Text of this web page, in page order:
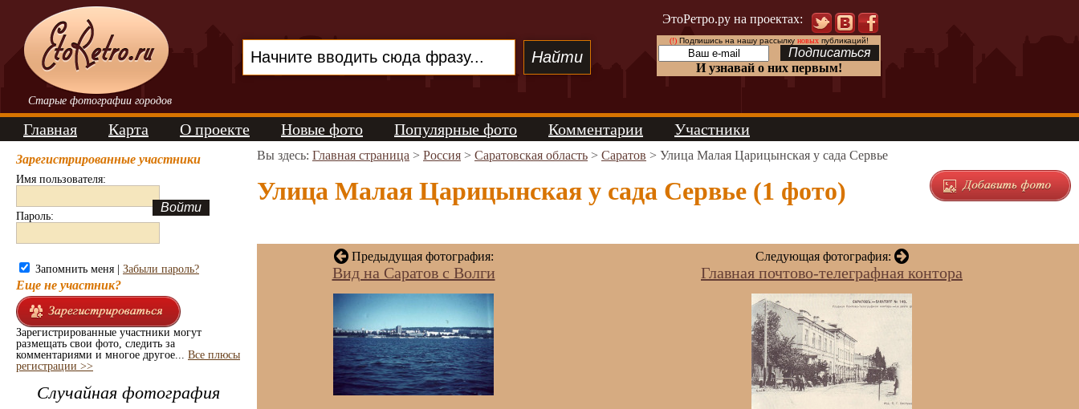
Старые фотографии городов
ЭтоРетро.ру на проектах:
(!)Подпишись на нашу рассылку новыхпубликаций!
И узнавай о них первым!
Главная Карта О проекте Новые фото Популярные фото Комментарии Участники
Зарегистрированные участники
Имя пользователя:
Пароль:
Запомнить меня | Забыли пароль?
Еще не участник?
Зарегистрированные участники могут
размещать свои фото, следить за
комментариями и многое другое... Все плюсы
регистрации >>
Случайная фотография
Вы здесь: Главная страница > Россия > Саратовская область > Саратов > Улица Малая Царицынская у сада Сервье
Улица Малая Царицынская у сада Сервье (1 фото)
Предыдущая фотография:
Вид на Саратов с Волги
Следующая фотография:
Главная почтово-телеграфная контора